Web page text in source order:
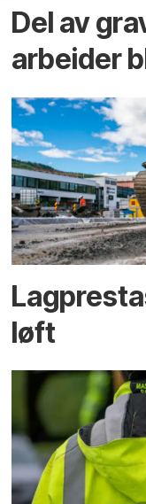
Del av
arbeider
løft